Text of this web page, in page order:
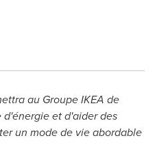
au Groupe IKEA de
et d'aider des
un mode de vie abordable